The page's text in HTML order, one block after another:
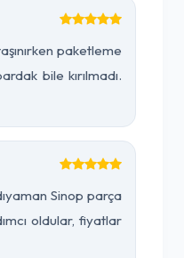
paketleme
bile kırılmadı.
Sinop parça
oldular, fiyatlar